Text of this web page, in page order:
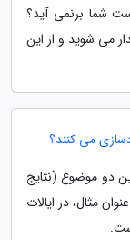
شما برنمی آید؟
می شوید و از این
می کنند؟
دو موضوع (نتایج
مثال، در ایالات